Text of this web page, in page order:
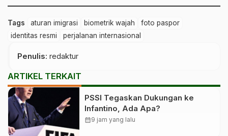
Tags aturan imigrasi biometrik wajah
foto paspor
identitas resmi
perjalanan internasional
Penulis: redaktur
ARTIKEL TERKAIT
PSSI Tegaskan Dukungan ke
Infantino, Ada Apa?
calendar_month9 jam yang lalu